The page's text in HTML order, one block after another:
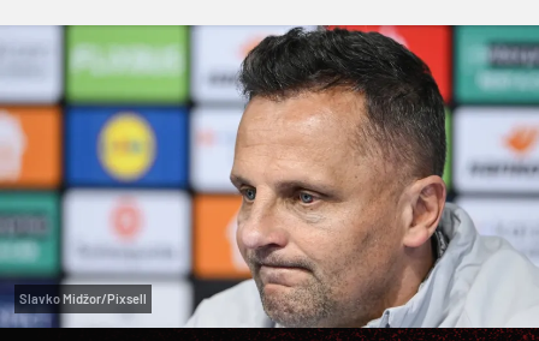
Slavko Midžor/Pixsell